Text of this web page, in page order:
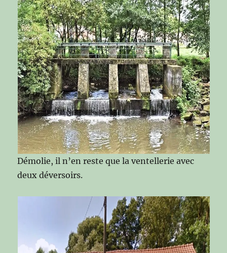
Démolie, il n’en reste que la ventellerie avec
deux déversoirs.